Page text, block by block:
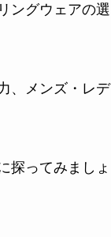
ングウェアの選
、メンズ・レデ
探ってみましょ